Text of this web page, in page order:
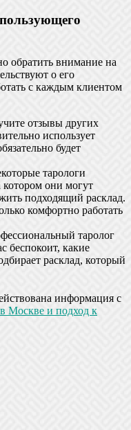
обратить внимание на
о его
с каждым клиентом
отзывы других
использует
будет
тарологи
они могут
подходящий расклад.
комфортно работать
таролог
беспокоит, какие
расклад, который
информация с
Москве и подход к